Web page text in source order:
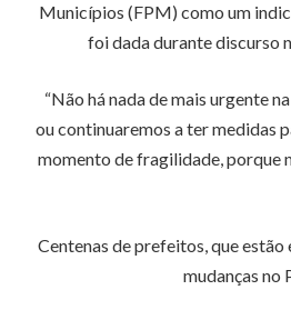
Municípios (FPM) como um
foi dada durante discurso
“Não há nada de mais urgente
ou continuaremos a ter medidas
momento de fragilidade, porque
Centenas de prefeitos, que
mudanças no